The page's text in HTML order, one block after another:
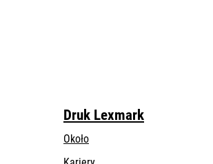
Druk Lexmark
Około